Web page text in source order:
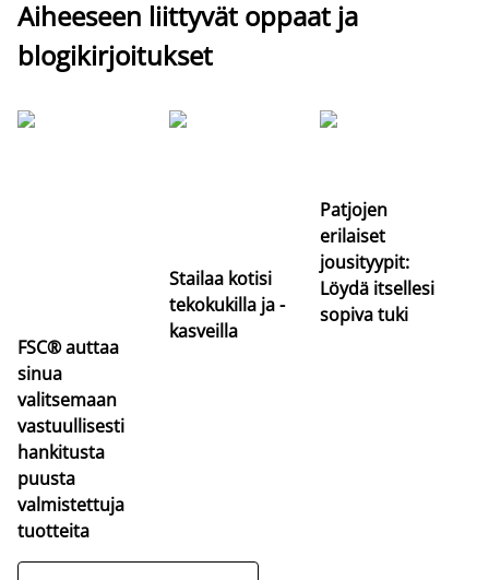
Aiheeseen liittyvät oppaat ja
blogikirjoitukset
FSC® auttaa
sinua
valitsemaan
vastuullisesti
hankitusta
puusta
valmistettuja
tuotteita
Stailaa kotisi
tekokukilla ja -
kasveilla
Patjojen
erilaiset
jousityypit:
Löydä itsellesi
sopiva tuki